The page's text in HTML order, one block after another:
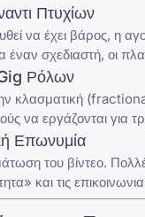
Πτυχίων
να έχει βάρος, η
έναν σχεδιαστή, οι
Ρόλων
κλασματική
να εργάζονται για
Επωνυμία
του βίντεο.
και τις